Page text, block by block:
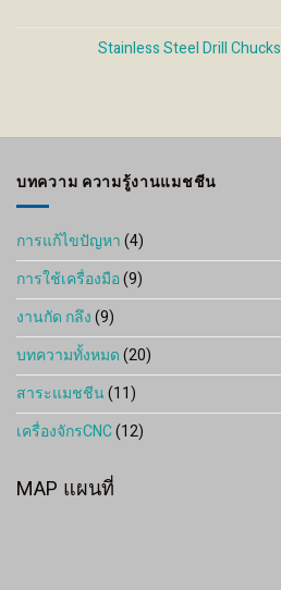
Stainless Steel Drill Chucks
บทความ ความรู้งานแมชชีน
การแก้ไขปัญหา(4)
การใช้เครื่องมือ(9)
งานกัด กลึง(9)
บทความทั้งหมด(20)
สาระแมชชีน(11)
เครื่องจักรCNC(12)
MAP แผนที่